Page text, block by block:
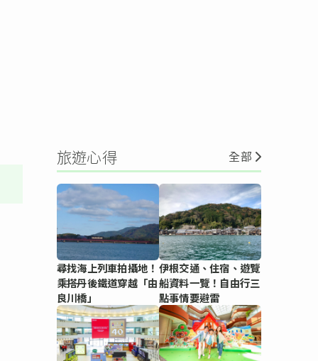
旅遊心得 全部
尋找海上列車拍攝地！
乘搭丹後鐵道穿越「由
良川橋」
伊根交通、住宿、遊覽
船資料一覽！自由行三
點事情要避雷